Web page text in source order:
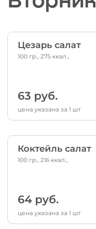
Цезарь салат
100 гр., 275 ккал.,
63 руб.
цена указана за 1 шт
Коктейль салат
100 гр., 216 ккал.,
64 руб.
цена указана за 1 шт